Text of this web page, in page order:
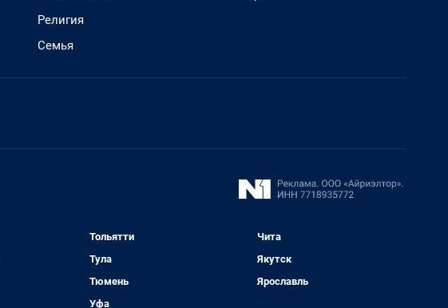
Религия
Семья
Тольятти
Тула
Тюмень
Уфа
Чита
Якутск
Ярославль